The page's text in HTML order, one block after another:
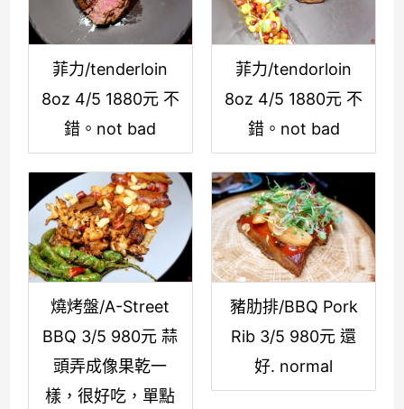
菲力/tenderloin
8oz 4/5 1880元 不
錯。not bad
菲力/tendorloin
8oz 4/5 1880元 不
錯。not bad
燒烤盤/A-Street
BBQ 3/5 980元 蒜
頭弄成像果乾一
樣，很好吃，單點
豬肋排/BBQ Pork
Rib 3/5 980元 還
好. normal